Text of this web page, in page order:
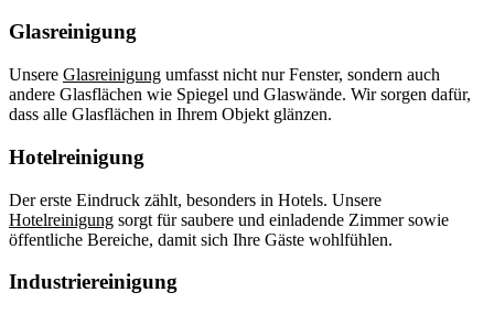
Glasreinigung
Unsere Glasreinigung umfasst nicht nur Fenster, sondern auch
andere Glasflächen wie Spiegel und Glaswände. Wir sorgen dafür,
dass alle Glasflächen in Ihrem Objekt glänzen.
Hotelreinigung
Der erste Eindruck zählt, besonders in Hotels. Unsere
Hotelreinigung sorgt für saubere und einladende Zimmer sowie
öffentliche Bereiche, damit sich Ihre Gäste wohlfühlen.
Industriereinigung